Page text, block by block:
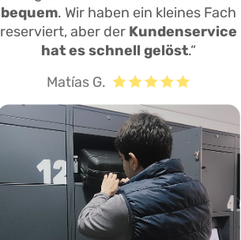
bequem. Wir haben ein kleines Fach
reserviert, aber der Kundenservice
hat es schnell gelöst.“
Matías G.